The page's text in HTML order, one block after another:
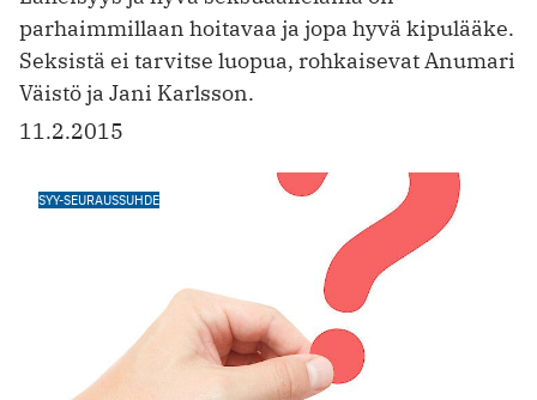
parhaimmillaan hoitavaa ja jopa hyvä kipulääke.
Seksistä ei tarvitse luopua, rohkaisevat Anumari
Väistö ja Jani Karlsson.
11.2.2015
SYY-SEURAUSSUHDE